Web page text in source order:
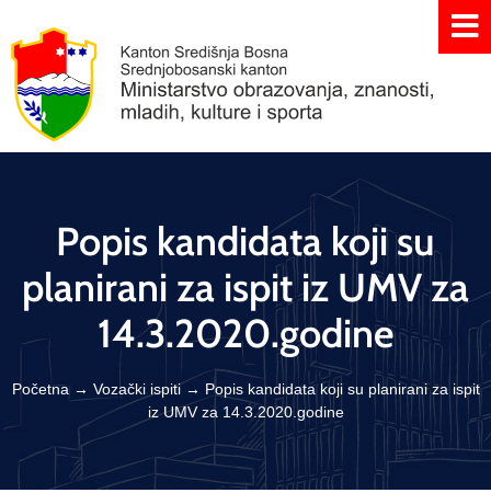
Popis kandidata koji su
planirani za ispit iz UMV za
14.3.2020.godine
Početna→ Vozački ispiti→ Popis kandidata koji su planirani za ispit
iz UMV za 14.3.2020.godine